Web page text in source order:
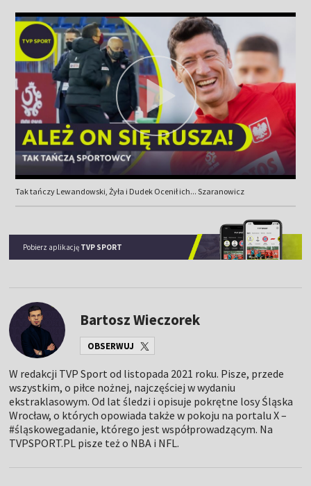
Tak tańczy Lewandowski, Żyła i Dudek Ocenił ich... Szaranowicz
Pobierz aplikację TVP SPORT
Bartosz Wieczorek
OBSERWUJ
W redakcji TVP Sport od listopada 2021 roku. Pisze, przede
wszystkim, o piłce nożnej, najczęściej w wydaniu
ekstraklasowym. Od lat śledzi i opisuje pokrętne losy Śląska
Wrocław, o których opowiada także w pokoju na portalu X –
#śląskowegadanie, którego jest współprowadzącym. Na
TVPSPORT.PL pisze też o NBA i NFL.